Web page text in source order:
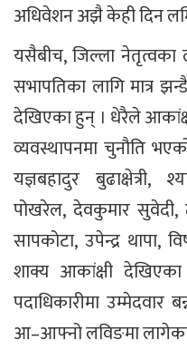
अधिवेशन अझै केही दिन
यसैबीच, जिल्ला
सभापतिका लागि मात्र
देखिएका हुन् । धेरैले
व्यवस्थापनमा चुनौति
यज्ञबहादुर बुढाक्षेत्री,
पोखरेल, देवकुमार सुवेदी,
सापकोटा, उपेन्द्र थापा,
शाक्य आकांक्षी
पदाधिकारीमा उम्मेदवार
आ–आफ्नो लविङमा